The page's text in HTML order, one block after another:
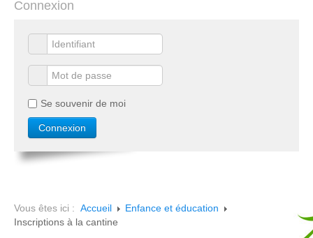
Connexion
Se souvenir de moi
Vous êtes ici : Accueil
Enfance et éducation
Inscriptions à la cantine